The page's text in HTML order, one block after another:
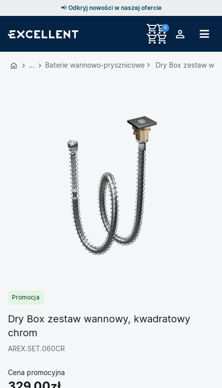
WYSZUKIWARKI
📢 Odkryj nowości w naszej ofercie
0
Baterie wannowo-prysznicowe Dry Box zestaw
Promocja
Dry Box zestaw wannowy, kwadratowy
chrom
AREX.SET.060CR
Cena promocyjna